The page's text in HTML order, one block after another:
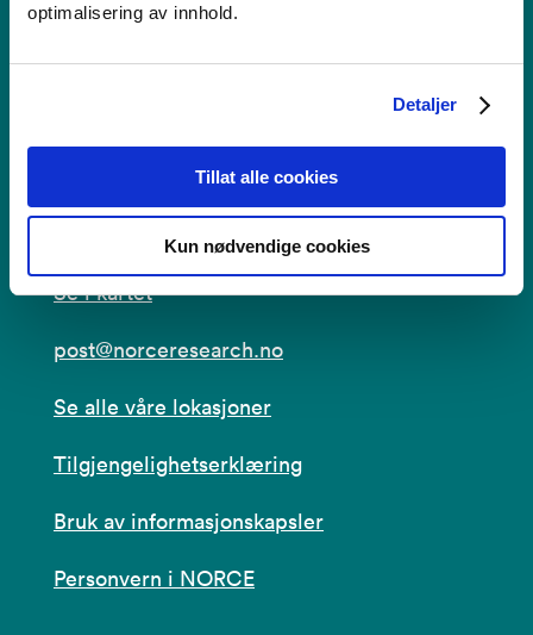
optimalisering av innhold.
Detaljer
Tillat alle cookies
Kun nødvendige cookies
Nygårdstangen
5838 Bergen
Se i kartet
post@norceresearch.no
Se alle våre lokasjoner
Tilgjengelighetserklæring
Bruk av informasjonskapsler
Personvern i NORCE